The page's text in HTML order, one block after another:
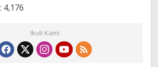
4,176
Ikuti Kami